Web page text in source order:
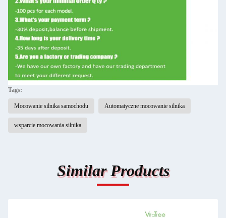
Tags:
Mocowanie silnika samochodu Automatyczne mocowanie silnika
wsparcie mocowania silnika
Similar Products